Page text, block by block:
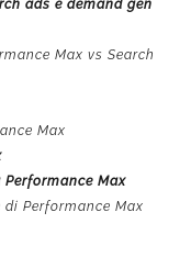
ads e demand gen
Max vs Search
Max
Max
Performance Max